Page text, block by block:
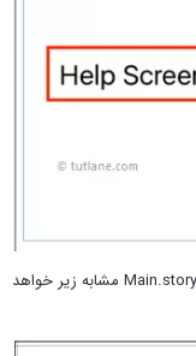
زمانی که تمام کنترل ها را اضافه نمودیم؛ فایل Main.storyboard مشابه زیر خواهد